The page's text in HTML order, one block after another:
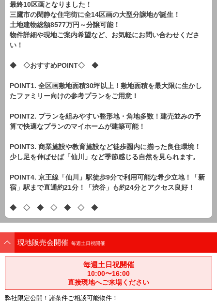
最終10区画となりました！
三鷹市の閑静な住宅街に全14区画の大型分譲地が誕生！
土地建物総額8577万円～分譲可能！
物件詳細や現地ご案内希望など、お気軽にお問い合わせくださ
い！
◆ ◇おすすめPOINT◇ ◆
POINT1. 全区画敷地面積30坪以上！敷地面積を最大限に生かし
たファミリー向けの参考プランをご用意！
POINT2. プランを組みやすい整形地・角地多数！建売並みの予
算で快適なプランのマイホームが建築可能！
POINT3. 商業施設や教育施設など徒歩圏内に揃った良住環境！
少し足を伸ばせば「仙川」など季節感じる自然を見られます。
POINT4. 京王線「仙川」駅徒歩9分で利用可能な希少立地！「新
宿」駅まで直通約21分！「渋谷」も約24分とアクセス良好！
◆ ◇ ◆ ◇ ◆ ◇ ◆
現地販売会開催 毎週土日祝開催
毎週土日祝開催
10:00〜16:00
直接現地へご来場ください
弊社限定公開！諸条件ご相談可能物件！